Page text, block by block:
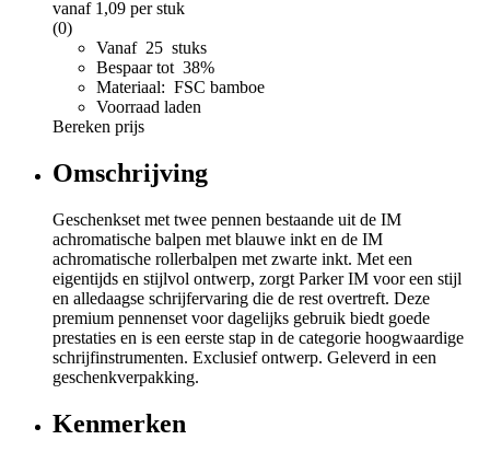
vanaf 1,09 per stuk
(0)
Vanaf 25 stuks
Bespaar tot 38%
Materiaal: FSC bamboe
Voorraad laden
Bereken prijs
Omschrijving
Geschenkset met twee pennen bestaande uit de IM
achromatische balpen met blauwe inkt en de IM
achromatische rollerbalpen met zwarte inkt. Met een
eigentijds en stijlvol ontwerp, zorgt Parker IM voor een stijl
en alledaagse schrijfervaring die de rest overtreft. Deze
premium pennenset voor dagelijks gebruik biedt goede
prestaties en is een eerste stap in de categorie hoogwaardige
schrijfinstrumenten. Exclusief ontwerp. Geleverd in een
geschenkverpakking.
Kenmerken